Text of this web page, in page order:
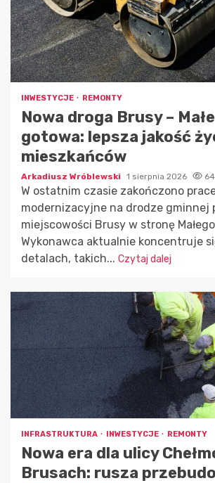
INWESTYCJE REMONTY
Nowa droga Brusy –
gotowa: lepsza jakość
mieszkańców
Arkadiusz Wróblewski 1 sierpnia 2026 64
W ostatnim czasie zakończono
modernizacyjne na drodze gminnej
miejscowości Brusy w stronę
Wykonawca aktualnie koncentruje
detalach, takich... Czytaj dalej
INFRASTRUKTURA INWESTYCJE REMONTY
Nowa era dla ulicy
Brusach: rusza